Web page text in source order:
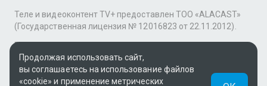
Теле и видеоконтент TV+ предоставлен ТОО «ALACAST»
(Государственная лицензия № 12016823 от 22.11.2012).
В рамках услуги «Видео по подписке» для «Пакета
фильмов и сериалов tv+» контент предоставляется
онлайн-кинотеатром MEGOGO.
Продолжая использовать сайт,
вы соглашаетесь на использование файлов
«cookie» и применение метрических